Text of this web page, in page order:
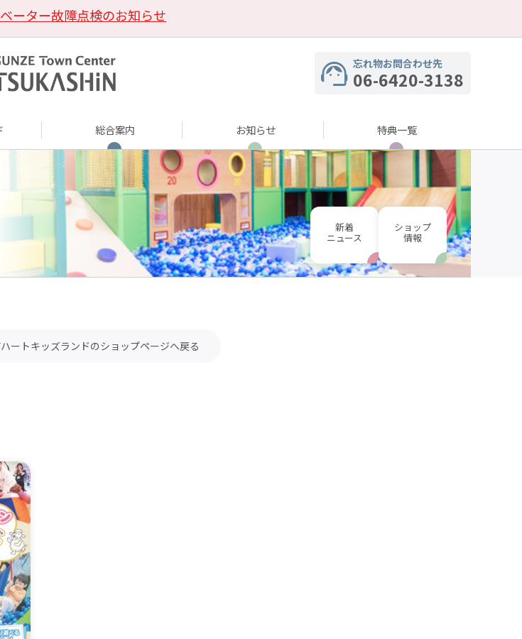
ーター故障点検のお知らせ
忘れ物お問合わせ先
06-6420-3138
総合案内 お知らせ 特典一覧
新着
ニュース
ショップ
情報
ハートキッズランドのショップページへ戻る